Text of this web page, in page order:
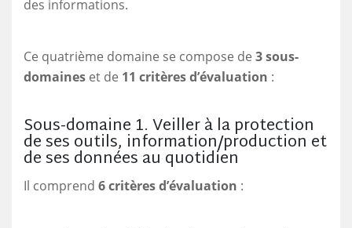
des informations.
Ce quatrième domaine se compose de 3 sous-
domaines et de 11 critères d’évaluation :
Sous-domaine 1. Veiller à la protection
de ses outils, information/production et
de ses données au quotidien
Il comprend 6 critères d’évaluation :